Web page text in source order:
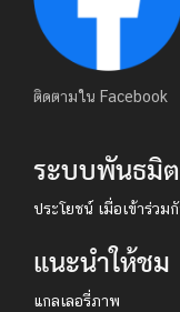
ติดตามใน Facebook
ระบบพันธมิ
ประโยชน์ เมื่อเข้าร่วมกั
แนะนำให้ชม
แกลเลอรี่ภาพ